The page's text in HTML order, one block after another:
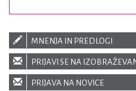
MNENJA IN PREDLOGI
PRIJAVI SE NA
PRIJAVA NA NOVICE